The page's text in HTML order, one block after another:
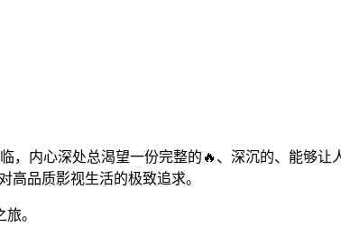
内心深处总渴望一份完整的🔥、深沉的、能够让
高品质影视生活的极致追求。
。